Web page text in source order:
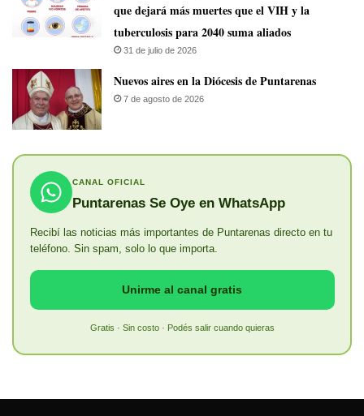
que dejará más muertes que el VIH y la
tuberculosis para 2040 suma aliados
31 de julio de 2026
​Nuevos aires en la Diócesis de Puntarenas
7 de agosto de 2026
CANAL OFICIAL
Puntarenas Se Oye en WhatsApp
Recibí las noticias más importantes de Puntarenas directo en tu
teléfono. Sin spam, solo lo que importa.
Unirme al canal gratis
Gratis · Sin costo · Podés salir cuando quieras